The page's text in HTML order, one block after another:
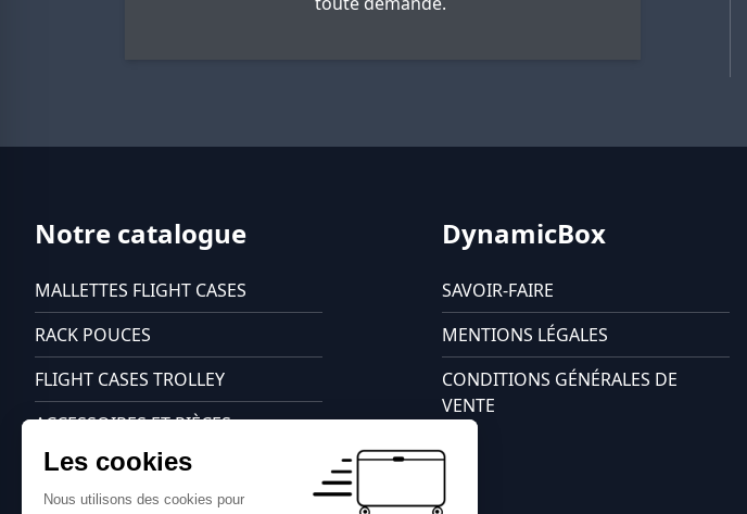
Notre catalogue
MALLETTES FLIGHT CASES
RACK POUCES
FLIGHT CASES TROLLEY
ACCESSOIRES ET PIÈCES
DÉTACHÉES
FLIGHT CASES CÂBLES PRO
DynamicBox
SAVOIR-FAIRE
MENTIONS LÉGALES
CONDITIONS GÉNÉRALES DE
VENTE
Les cookies
Nous utilisons des cookies pour